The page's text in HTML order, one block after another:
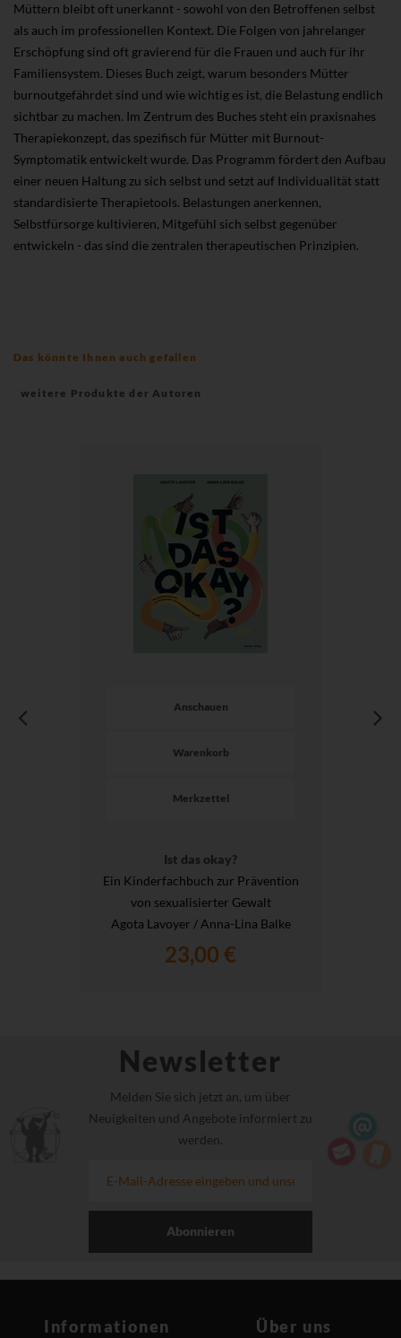
Müttern bleibt oft unerkannt - sowohl von den Betroffenen selbst
als auch im professionellen Kontext. Die Folgen von jahrelanger
Erschöpfung sind oft gravierend für die Frauen und auch für ihr
Familiensystem. Dieses Buch zeigt, warum besonders Mütter
burnoutgefährdet sind und wie wichtig es ist, die Belastung endlich
sichtbar zu machen. Im Zentrum des Buches steht ein praxisnahes
Therapiekonzept, das spezifisch für Mütter mit Burnout-
Symptomatik entwickelt wurde. Das Programm fördert den Aufbau
einer neuen Haltung zu sich selbst und setzt auf Individualität statt
standardisierte Therapietools. Belastungen anerkennen,
Selbstfürsorge kultivieren, Mitgefühl sich selbst gegenüber
entwickeln - das sind die zentralen therapeutischen Prinzipien.
Das könnte Ihnen auch gefallen
weitere Produkte der Autoren
Anschauen
Warenkorb
Merkzettel
Ist das okay?
Ein Kinderfachbuch zur Prävention
von sexualisierter Gewalt
Agota Lavoyer / Anna-Lina Balke
23,00 €
Newsletter
Melden Sie sich jetzt an, um über
Neuigkeiten und Angebote informiert zu
werden.
Abonnieren
Informationen Über uns